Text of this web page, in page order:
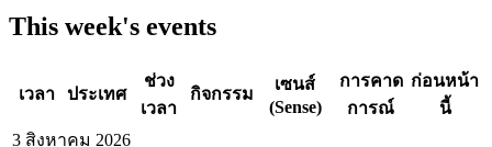
This week's events
เวลา ประเทศ
ช่วง
เวลา
กิจกรรม
เซนส์
(Sense)
การคาด
การณ์
ก่อนหน้า
นี้
3 สิงหาคม 2026